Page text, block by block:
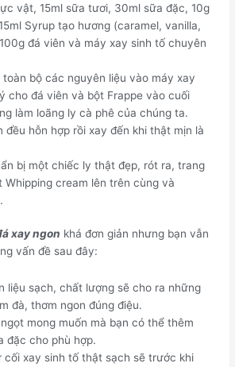
vật, 15ml sữa tươi, 30ml sữa đặc, 10g
Syrup tạo hương (caramel, vanilla,
đá viên và máy xay sinh tố chuyên
toàn bộ các nguyên liệu vào máy xay
cho đá viên và bột Frappe vào cuối
làm loãng ly cà phê của chúng ta.
đều hỗn hợp rồi xay đến khi thật mịn là
bị một chiếc ly thật đẹp, rót ra, trang
Whipping cream lên trên cùng và
xay ngon khá đơn giản nhưng bạn vẫn
vấn đề sau đây:
liệu sạch, chất lượng sẽ cho ra những
đà, thơm ngon đúng điệu.
mong muốn mà bạn có thể thêm
đặc cho phù hợp.
cối xay sinh tố thật sạch sẽ trước khi